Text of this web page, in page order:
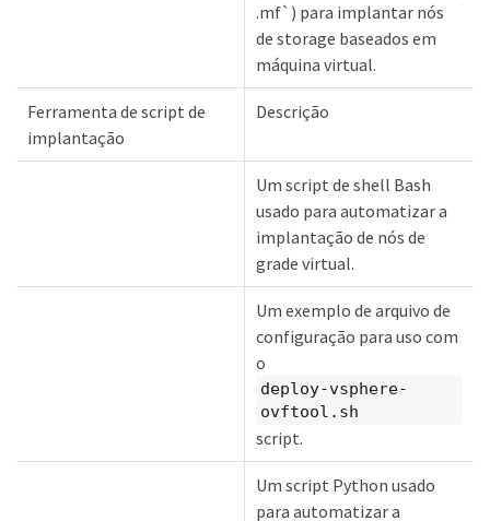
.mf`) para implantar nós
de storage baseados em
máquina virtual.
Ferramenta de script de
implantação
Descrição
Um script de shell Bash
usado para automatizar a
implantação de nós de
grade virtual.
Um exemplo de arquivo de
configuração para uso com
o
deploy-vsphere-
ovftool.sh
script.
Um script Python usado
para automatizar a